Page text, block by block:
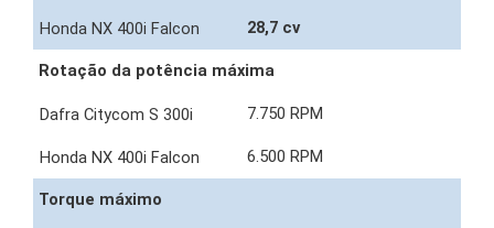
28,7 cv
Rotação da potência máxima
7.750 RPM
6.500 RPM
Torque máximo